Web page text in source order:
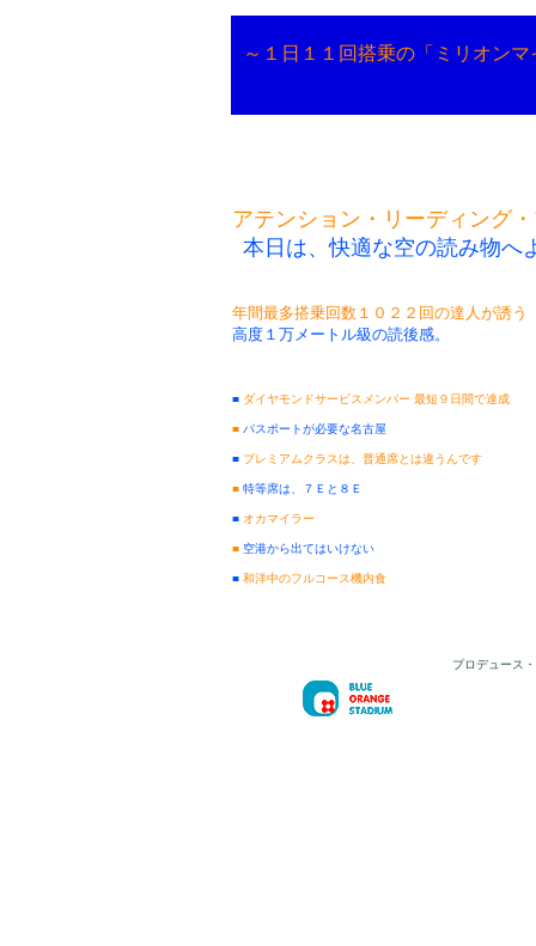
～１日１１回搭乗の「ミリオン
アテンション・リーディング
本日は、快適な空の読み物へ
年間最多搭乗回数１０２２回の達人が誘う
高度１万メートル級の読後感。
■ ダイヤモンドサービスメンバー 最短９日間で達成
■ パスポートが必要な名古屋
■ プレミアムクラスは、普通席とは違うんです
■ 特等席は、７Ｅと８Ｅ
■ オカマイラー
■ 空港から出てはいけない
■ 和洋中のフルコース機内食
プロデュース